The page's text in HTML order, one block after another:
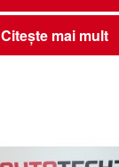
Citește mai mult